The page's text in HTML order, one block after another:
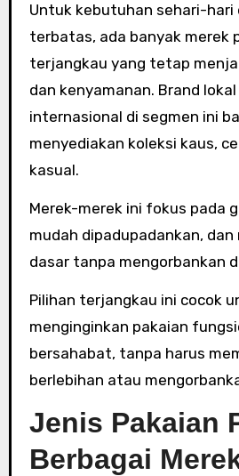
Untuk kebutuhan sehari-hari
terbatas, ada banyak merek
terjangkau yang tetap
dan kenyamanan. Brand
internasional di segmen ini
menyediakan koleksi kaus,
kasual.
Merek-merek ini fokus pada
mudah dipadupadankan,
dasar tanpa mengorbankan
Pilihan terjangkau ini cocok
menginginkan pakaian
bersahabat, tanpa harus
berlebihan atau
Jenis Pakaian
Berbagai